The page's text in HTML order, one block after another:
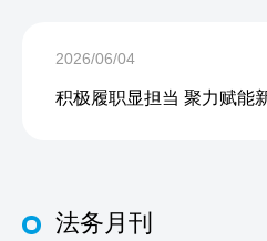
2026/06/04
法务月刊